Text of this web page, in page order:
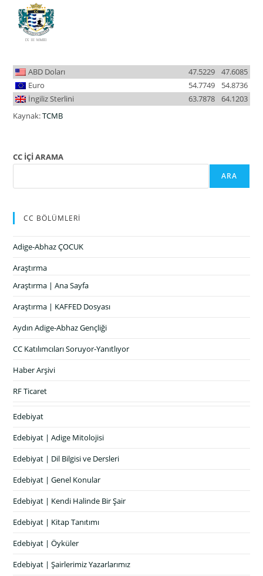
ABD Doları 47.6085
47.5229
Euro
54.8736
54.7749
İngiliz Sterlini
64.1203
63.7878
Kaynak:TCMB
CC İÇİ ARAMA
ARA
CC BÖLÜMLERİ
Adige-Abhaz ÇOCUK
Araştırma
Araştırma | Ana Sayfa
Araştırma | KAFFED Dosyası
Aydın Adige-Abhaz Gençliği
CC Katılımcıları Soruyor-Yanıtlıyor
Haber Arşivi
RF Ticaret
Edebiyat
Edebiyat | Adige Mitolojisi
Edebiyat | Dil Bilgisi ve Dersleri
Edebiyat | Genel Konular
Edebiyat | Kendi Halinde Bir Şair
Edebiyat | Kitap Tanıtımı
Edebiyat | Öyküler
Edebiyat | Şairlerimiz Yazarlarımız